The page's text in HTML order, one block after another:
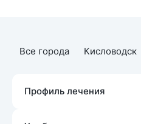
Все города Кисловодск
Профиль лечения